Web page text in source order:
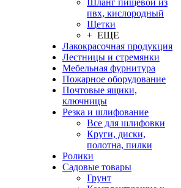
Шланг пищевой из
пвх, кислородный
Щетки
+ ЕЩЕ
Лакокрасочная продукция
Лестницы и стремянки
Мебельная фурнитура
Пожарное оборудование
Почтовые ящики,
ключницы
Резка и шлифование
Все для шлифовки
Круги, диски,
полотна, пилки
Ролики
Садовые товары
Грунт